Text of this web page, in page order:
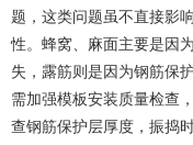
题，这类问题虽不直接影
性。蜂窝、麻面主要是因
失，露筋则是因为钢筋保
需加强模板安装质量检查
查钢筋保护层厚度，振捣